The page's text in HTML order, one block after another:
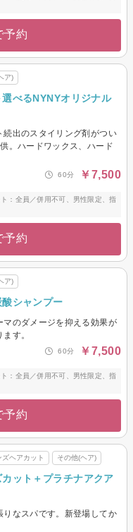
予約
ア)
選べるNYNYオリジナル
出のスタイリング剤がつい
。ハードワックス、ハード
60分 ￥7,500
：全員／併用不可、男性限定、指
予約
ア)
シャンプー
のダメージを抑える効果が
す。
60分 ￥7,500
：全員／併用不可、男性限定、指
予約
ズヘアカット その他(ヘア)
ット＋プラチナアクア
なスパです。新登場してか